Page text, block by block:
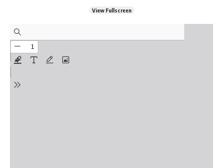
View Fullscreen